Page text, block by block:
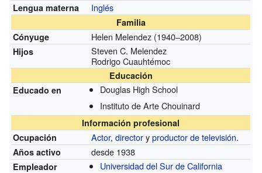
Lengua materna Inglés
Familia
Cónyuge
Helen Melendez (1940–2008)
Hijos
Steven C. Melendez
Rodrigo Cuauhtémoc
Educación
Educado en
Douglas High School
Instituto de Arte Chouinard
Información profesional
Ocupación
Actor,directoryproductor de televisión.
Años activo desde 1938
Empleador
Universidad del Sur de California